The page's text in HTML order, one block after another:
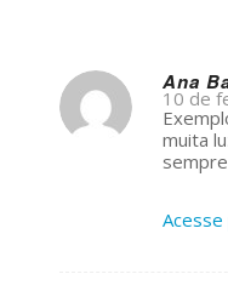
Ana
s
ays:
10 de
muita